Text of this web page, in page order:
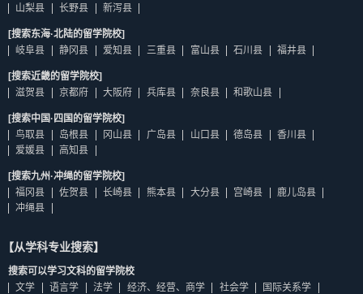
山梨县
长野县 新泻县
[搜索东海·北陆的留学院校]
岐阜县
静冈县 爱知县 三重县 富山县 石川县 福井县
[搜索近畿的留学院校]
滋贺县
京都府 大阪府 兵库县 奈良县 和歌山县
[搜索中国·四国的留学院校]
鸟取县
岛根县 冈山县 广岛县 山口县 德岛县
香川县
爱媛县
高知县
[搜索九州·冲绳的留学院校]
福冈县
佐贺县 长崎县 熊本县 大分县 宫崎县
鹿儿岛县
冲绳县
【从学科专业搜索】
搜索可以学习文科的留学院校
文学
语言学 法学 经济、经营、商学 社会学 国际关系学